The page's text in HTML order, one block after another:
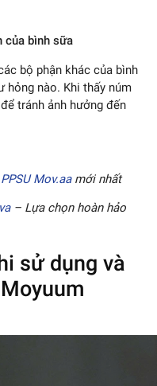
của bình sữa
bộ phận khác của bình
hỏng nào. Khi thấy núm
tránh ảnh hưởng đến
Mov.aamới nhất
– Lựa chọn hoàn hảo
sử dụng và